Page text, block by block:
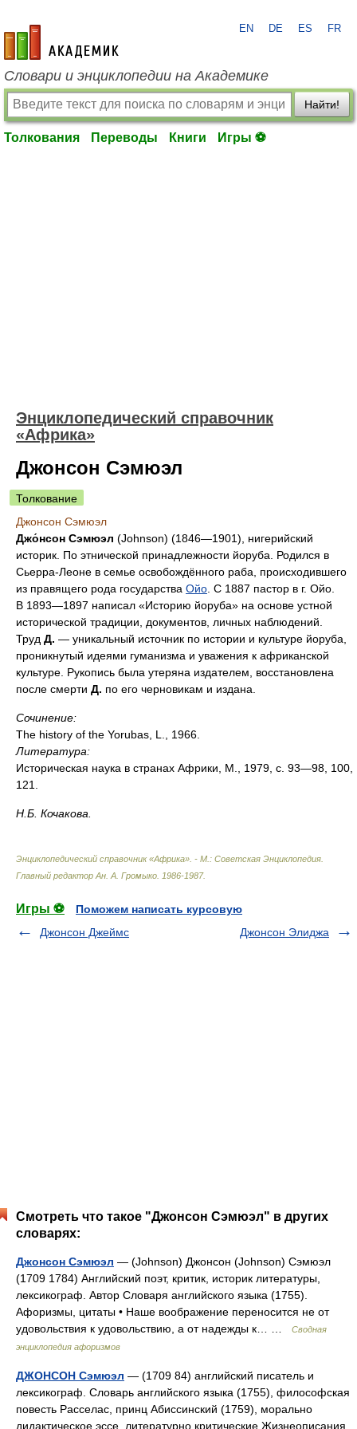
academic.ru
EN DE ES FR
Словари и энциклопедии на Академике
Найти!
Толкования Переводы Книги Игры ⚽
Энциклопедический справочник
«Африка»
Джонсон Сэмюэл
Толкование
Джонсон Сэмюэл
Джо́нсон Сэмюэл (Johnson) (1846—1901), нигерийский
историк. По этнической принадлежности йоруба. Родился в
Сьерра-Леоне в семье освобождённого раба, происходившего
из правящего рода государства Ойо . С 1887 пастор в г. Ойо.
В 1893—1897 написал «Историю йоруба» на основе устной
исторической традиции, документов, личных наблюдений.
Труд Д. — уникальный источник по истории и культуре йоруба,
проникнутый идеями гуманизма и уважения к африканской
культуре. Рукопись была утеряна издателем, восстановлена
после смерти Д. по его черновикам и издана.
Сочинение:
The history of the Yorubas, L., 1966.
Литература:
Историческая наука в странах Африки, М., 1979, с. 93—98, 100,
121.
Н.Б. Кочакова.
Энциклопедический справочник «Африка». - М.: Советская Энциклопедия
Главный редактор Ан. А. Громыко 1986-1987.
Игры ⚽
Поможем написать курсовую
Джонсон Джеймс
Джонсон Элиджа
Смотреть что такое "Джонсон Сэмюэл" в других
словарях:
Джонсон Сэмюэл — (Johnson) Джонсон (Johnson) Сэмюэл
(1709 1784) Английский поэт, критик, историк литературы,
лексикограф. Автор Словаря английского языка (1755).
Афоризмы, цитаты • Наше воображение переносится не от
удовольствия к удовольствию, а от надежды к… …
Сводная
энциклопедия афоризмов
ДЖОНСОН Сэмюэл — (1709 84) английский писатель и
лексикограф. Словарь английского языка (1755), философская
повесть Расселас, принц Абиссинский (1759), морально
дидактическое эссе, литературно критические Жизнеописания